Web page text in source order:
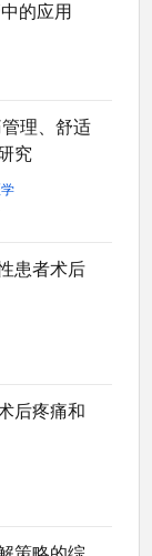
的应用
理、舒适
究
患者术后
后疼痛和